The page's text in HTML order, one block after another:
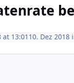
at 13:01 10. Dez 2018